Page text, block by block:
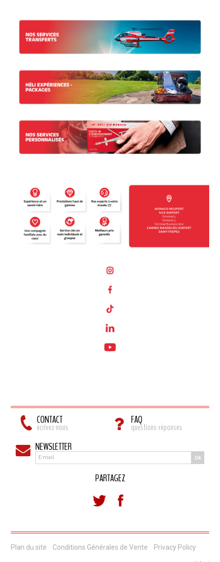
CONTACT
écrivez-nous
FAQ
questions-réponses
NEWSLETTER
Ok
PARTAGEZ
Plan du site Conditions Générales de Vente Privacy Policy